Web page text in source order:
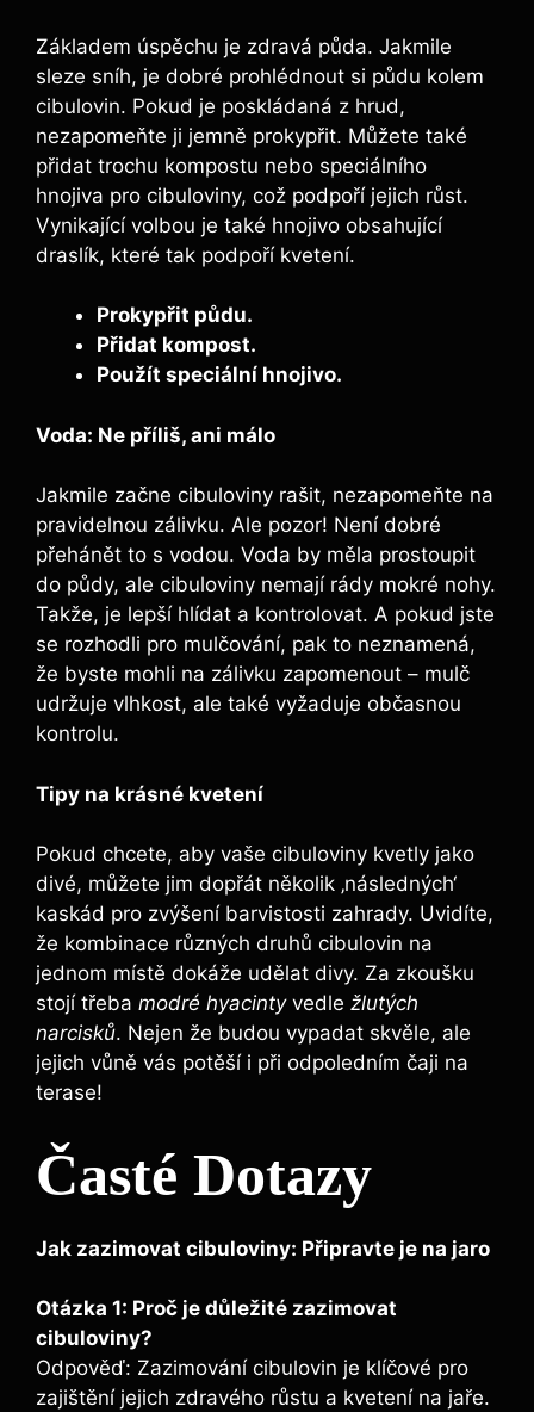
Základem úspěchu je zdravá půda. Jakmile
sleze sníh, je dobré prohlédnout si půdu kolem
cibulovin. Pokud je poskládaná z hrud,
nezapomeňte ji jemně prokypřit. Můžete také
přidat trochu kompostu nebo speciálního
hnojiva pro cibuloviny, což podpoří jejich růst.
Vynikající volbou je také hnojivo obsahující
draslík, které tak podpoří kvetení.
Prokypřit půdu.
Přidat kompost.
Použít speciální hnojivo.
Voda: Ne příliš, ani málo
Jakmile začne cibuloviny rašit, nezapomeňte na
pravidelnou zálivku. Ale pozor! Není dobré
přehánět to s vodou. Voda by měla prostoupit
do půdy, ale cibuloviny nemají rády mokré nohy.
Takže, je lepší hlídat a kontrolovat. A pokud jste
se rozhodli pro mulčování, pak to neznamená,
že byste mohli na zálivku zapomenout – mulč
udržuje vlhkost, ale také vyžaduje občasnou
kontrolu.
Tipy na krásné kvetení
Pokud chcete, aby vaše cibuloviny kvetly jako
divé, můžete jim dopřát několik ‚následných‘
kaskád pro zvýšení barvistosti zahrady. Uvidíte,
že kombinace různých druhů cibulovin na
jednom místě dokáže udělat divy. Za zkoušku
stojí třeba modré hyacintyvedle žlutých
narcisků. Nejen že budou vypadat skvěle, ale
jejich vůně vás potěší i při odpoledním čaji na
terase!
Časté Dotazy
Jak zazimovat cibuloviny: Připravte je na jaro
Otázka 1: Proč je důležité zazimovat
cibuloviny?
Odpověď: Zazimování cibulovin je klíčové pro
zajištění jejich zdravého růstu a kvetení na jaře.